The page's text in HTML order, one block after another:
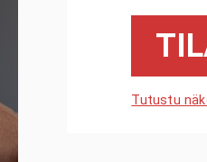
Tutustu